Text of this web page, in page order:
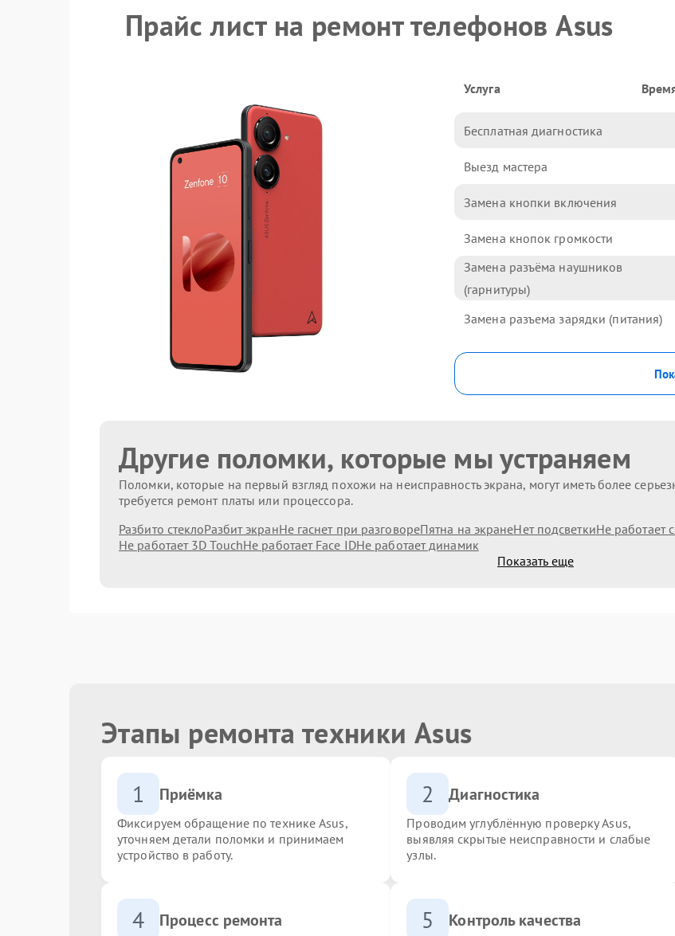
Прайс лист на ремонт телефонов Asus
Услуга
Бесплатная диагностика
Выезд мастера
Замена кнопки включения
Замена кнопок громкости
Замена разъёма наушников
(гарнитуры)
Замена разъема зарядки (питания)
Другие поломки, которые мы устраняем
Поломки, которые на первый взгляд похожи на неисправность экрана, могут иметь более
требуется ремонт платы или процессора.
Разбито стеклоРазбит экранНе гаснет при разговореПятна на экранеНет подсветкиНе работает
Не работает 3D TouchНе работает Face IDНе работает динамик
Показать еще
Этапы ремонта техники Asus
1 Приёмка
Фиксируем обращение по технике Asus,
уточняем детали поломки и принимаем
устройство в работу.
2 Диагностика
Проводим углублённую проверку Asus,
выявляя скрытые неисправности и слабые
узлы.
4 Процесс ремонта 5 Контроль качества